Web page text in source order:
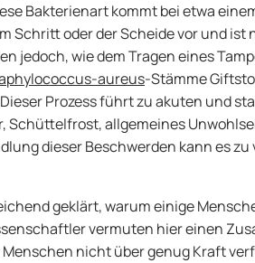
Bakterienart kommt bei etwa
Schritt oder der Scheide vor und
jedoch, wie dem Tragen eines
aureus-Stämme
Prozess führt zu akuten und
Schüttelfrost, allgemeines
dieser Beschwerden kann es
geklärt, warum einige
vermuten hier einen
nicht über genug Kraft